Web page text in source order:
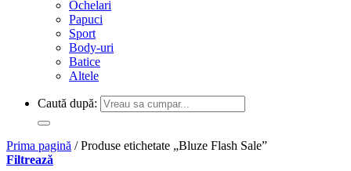
Ochelari
Papuci
Sport
Body-uri
Batice
Altele
Caută după:
Prima pagină /Produse etichetate „Bluze Flash Sale”
Filtrează